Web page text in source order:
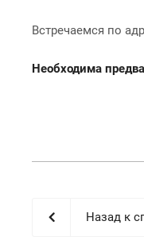
Встречаемся по
Необходима
Назад к